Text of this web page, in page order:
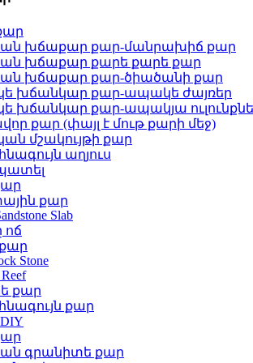
խճաքար քար-մանրախիճ քար
խճաքար քարե քարե քար
խճաքար քար-ծիածանի քար
խճանկար քար-ապակե ժայռեր
խճանկար քար-ապակյա
քար (փայլ է մութ քարի մեջ)
​​մշակույթի քար
աղյուս
քար
Slab
ոճ
Stone
քար
քար
գրանիտե քար